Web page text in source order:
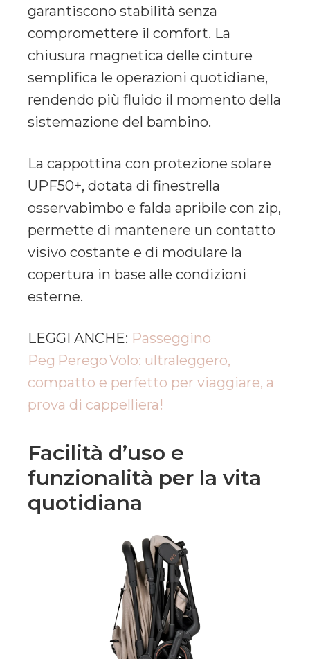
garantiscono stabilità senza
compromettere il comfort. La
chiusura magnetica delle cinture
semplifica le operazioni quotidiane,
rendendo più fluido il momento della
sistemazione del bambino.
La cappottina con protezione solare
UPF50+, dotata di finestrella
osservabimbo e falda apribile con zip,
permette di mantenere un contatto
visivo costante e di modulare la
copertura in base alle condizioni
esterne.
LEGGI ANCHE: Passeggino
Peg Perego Volo: ultraleggero,
compatto e perfetto per viaggiare, a
prova di cappelliera!
Facilità d’uso e
funzionalità per la vita
quotidiana